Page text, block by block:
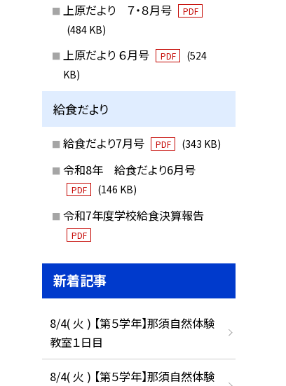
上原だより ７・８月号 PDF
(484 KB)
上原だより ６月号 PDF
(524
KB)
給食だより
給食だより7月号 PDF (343 KB)
令和8年 給食だより6月号
PDF (146 KB)
令和7年度学校給食決算報告
PDF
新着記事
8/4( 火 ) 【第５学年】那須自然体験
教室１日目
8/4( 火 ) 【第５学年】那須自然体験